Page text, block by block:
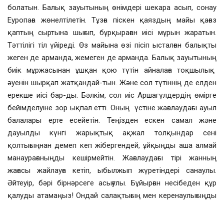
болатын. Балық зауытының өнімдері шекара асып, сонау
Еуропаға жөнелтілетін. Тұзға піскен қаяздың майы қағаз
қаптың сыртына шығып, бұрқыраған иісі мұрын жаратын.
Тәттілігі тіл үйіреді. Өз майына өзі пісіп ысталған балықты
жеген де арманда, жемеген де арманда. Балық зауытының
биік мұржасынан ұшқан қою түтін айналаға тоқшылық
әуенін шырқап жатқандай-тын. Және сол түтіннің де елден
ерекше иісі бар-ды. Бәлкім, сол иіс Аршагүлдердің өмірге
бейімделуіне зор ықпал етті. Оның үстіне жағалаудағы ауыл
балалары ерте есейетін. Теңізден ескен самал және
дауылды күнгі жарықтық ақжал толқындар сені
қолтығыңнан демеп кеп жібергендей, ұйқыңды аша алмай
манаурағаныңды кешірмейтін. Жағалаудағы тірі жанның
жағасы жайлауға кетіп, ыбылжып жүретіндері санаулы.
Әйтеуір, бәрі бірнәрсеге асығулы. Бұйырған несібеден құр
қалуды атамаңыз! Ондай салақтығың мен керенаулығыңды